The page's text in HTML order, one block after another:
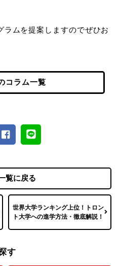
ラムを提案しますのでぜひお
コラム一覧
覧に戻る
世界大学ランキング上位！トロン
ト大学への進学方法・徹底解説！
す